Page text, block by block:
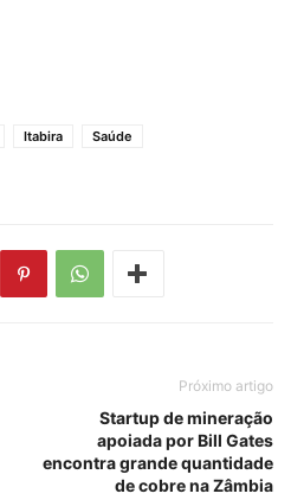
Itabira
Saúde
Próximo artigo
Startup de mineração
apoiada por Bill Gates
encontra grande quantidade
de cobre na Zâmbia